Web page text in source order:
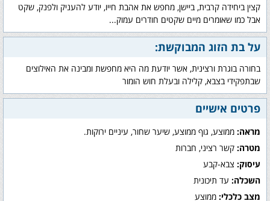
קצין ביחידה קרבית, ביישן, מחפש את אהבת חייו, יודע להעניק ולפנק, שקט
אבל כמו שאומרים מיים שקטים חודרים עמוק...
על בת הזוג המבוקשת:
בחורה בוגרת ורצינית, אשר יודעת מה היא מחפשת ומבינה את האילוצים
שבתפקידי בצבא, קלילה ובעלת חוש הומור
פרטים אישיים
מראה: ממוצע, גוף ממוצע, שיער שחור, עיניים ירוקות.
מטרה: קשר רציני, חברות
עיסוק: צבא-קבע
השכלה: עד תיכונית
מצב כלכלי: ממוצע